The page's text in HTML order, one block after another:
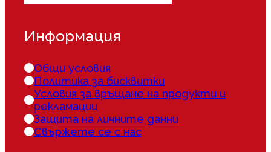
Информация
Общи условия
Политика за бисквитки
Условия за връщане на продукти и
рекламации
Защита на личните данни
Свържете се с нас